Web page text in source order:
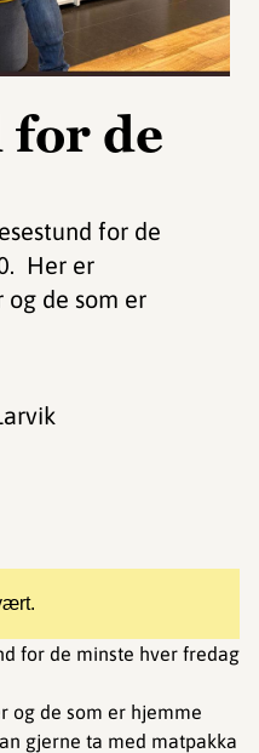
for de
for de
Her er
og de som er
for de minste hver fredag
og de som er hjemme
gjerne ta med matpakka